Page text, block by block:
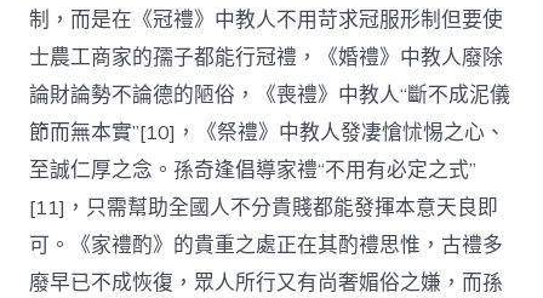
制，而是在《冠禮》中教人不用苛求冠服形制但要使
士農工商家的孺子都能行冠禮，《婚禮》中教人廢除
論財論勢不論德的陋俗，《喪禮》中教人“斷不成泥儀
節而無本實”[10]，《祭禮》中教人發凄愴怵惕之心、
至誠仁厚之念。孫奇逢倡導家禮“不用有必定之式”
[11]，只需幫助全國人不分貴賤都能發揮本意天良即
可。《家禮酌》的貴重之處正在其酌禮思惟，古禮多
廢早已不成恢復，眾人所行又有尚奢媚俗之嫌，而孫